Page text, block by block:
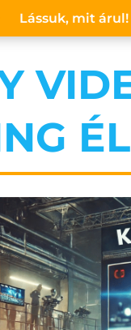
Lássuk, mit árul!